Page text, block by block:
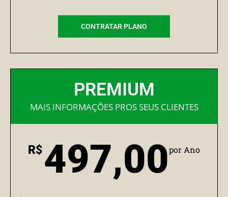
CONTRATAR PLANO
PREMIUM
MAIS INFORMAÇÕES PROS SEUS CLIENTES
R$497,00por Ano